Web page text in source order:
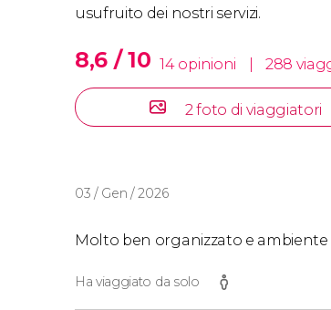
usufruito dei nostri servizi.
8,6 / 10 14 opinioni 288
2 foto di viaggiatori
03 / Gen / 2026
Molto ben organizzato e
Ha viaggiato da solo